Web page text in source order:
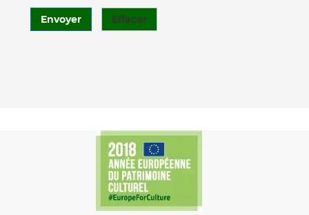
Envoyer Effacer